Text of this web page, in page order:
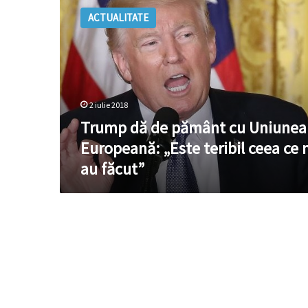
de
pământ
cu
Uniunea
Europeană:
„Este
teribil
ceea
ce
ne-
au
făcut”
ACTUALITATE
2 iulie 2018
Trump dă de pământ cu Uniunea
Europeană: „Este teribil ceea ce
au făcut”